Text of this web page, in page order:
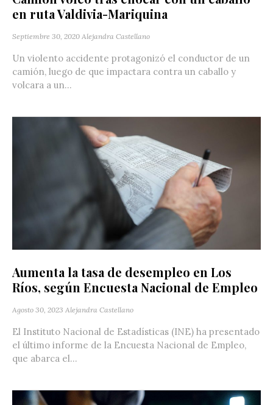
en ruta Valdivia-Mariquina
Septiembre 30, 2020 Alejandra Castellano
Un violento accidente protagonizó el conductor de un
camión, luego de que impactara contra un caballo y
volcara a un...
Aumenta la tasa de desempleo en Los
Ríos, según Encuesta Nacional de Empleo
Agosto 30, 2023 Alejandra Castellano
El Instituto Nacional de Estadísticas (INE) ha presentado
el último informe de la Encuesta Nacional de Empleo,
que abarca el...